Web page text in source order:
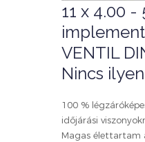
11 x 4.00 -
VENTIL
Nincs
100 %
időjárási
Magas élettartam